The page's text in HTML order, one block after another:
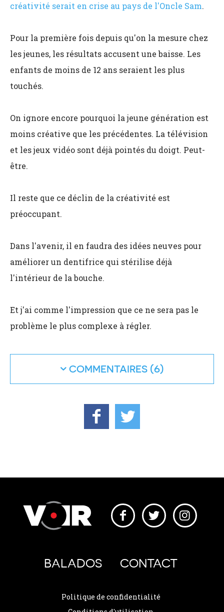
créativité serait en crise au pays de l'Oncle Sam.
Pour la première fois depuis qu'on la mesure chez
les jeunes, les résultats accusent une baisse. Les
enfants de moins de 12 ans seraient les plus
touchés.
On ignore encore pourquoi la jeune génération est
moins créative que les précédentes. La télévision
et les jeux vidéo sont déjà pointés du doigt. Peut-
être.
Il reste que ce déclin de la créativité est
préoccupant.
Dans l'avenir, il en faudra des idées neuves pour
améliorer un dentifrice qui stérilise déjà
l'intérieur de la bouche.
Et j'ai comme l'impression que ce ne sera pas le
problème le plus complexe à régler.
COMMENTAIRES
BALADOS CONTACT
Politique de confidentialité